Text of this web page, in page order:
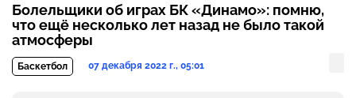
Болельщики об играх БК «Динамо»: помню,
что ещё несколько лет назад не было такой
атмосферы
Баскетбол 07 декабря 2022 г., 05:01